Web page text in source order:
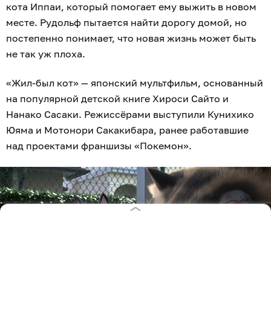
кота Иппаи, который помогает ему выжить в новом
месте. Рудольф пытается найти дорогу домой, но
постепенно понимает, что новая жизнь может быть
не так уж плоха.
«Жил-был кот» — японский мультфильм, основанный
на популярной детской книге Хироси Сайто и
Нанако Сасаки. Режиссёрами выступили Кунихико
Юяма и Мотонори Сакакибара, ранее работавшие
над проектами франшизы «Покемон».